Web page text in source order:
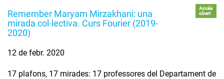
Remember Maryam Mirzakhani: una
mirada col·lectiva. Curs Fourier (2019-
2020)
Accés
obert
12 de febr. 2020
17 plafons, 17 mirades: 17 professores del Departament de